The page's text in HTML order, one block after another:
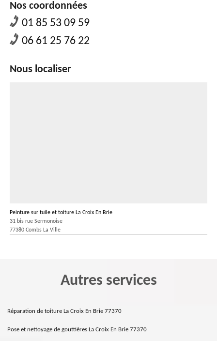
Nos coordonnées
01 85 53 09 59
06 61 25 76 22
Nous localiser
Peinture sur tuile et toiture La Croix En Brie
31 bis rue Sermonoise
77380 Combs La Ville
Autres services
Réparation de toiture La Croix En Brie 77370
Pose et nettoyage de gouttières La Croix En Brie 77370